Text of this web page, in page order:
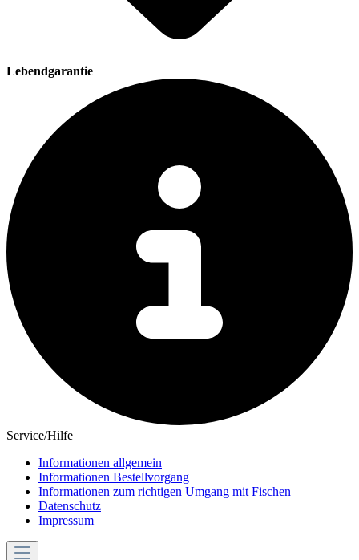
Lebendgarantie
Service/Hilfe
Informationen allgemein
Informationen Bestellvorgang
Informationen zum richtigen Umgang mit Fischen
Datenschutz
Impressum